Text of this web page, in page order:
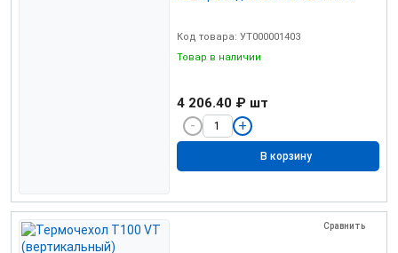
Код товара: УТ000001403
Товар в наличии
4 206.40 ₽ шт
В корзину
Сравнить